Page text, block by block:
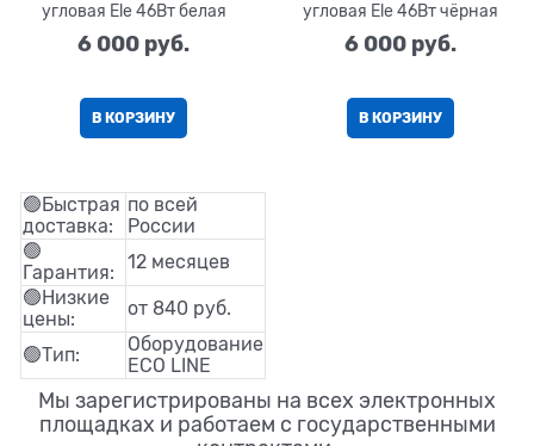
угловая Ele 46Вт белая
6 000 руб.
В КОРЗИНУ
угловая Ele 46Вт чёрная
6 000 руб.
В КОРЗИНУ
🟢Быстрая
доставка:
по всей
России
🟢
Гарантия:
12 месяцев
🟢Низкие
цены:
от 840 руб.
🟢Тип:
Оборудование
ECO LINE
Мы зарегистрированы на всех электронных
площадках и работаем с государственными